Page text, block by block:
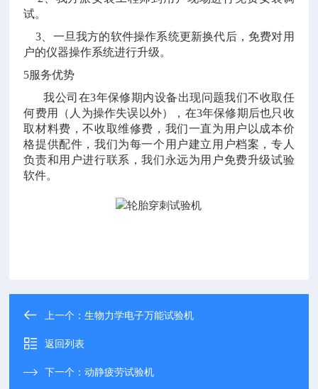
试。
3、一旦我方的软件操作系统更新换代后，免费对用
户的仪器操作系统进行升级。
5服务优势
我公司在3年保修期内设备出现问题我们不收取任
何费用（人为操作失误以外），在3年保修期后也只收
取材料费，不收取维修费，我们一直为用户以成本价
格提供配件，我们为每一个用户建立用户档案，专人
负责和用户进行联系，我们永远为用户免费升级试验
软件。
上一个：生物力学电子万能试验机
返回列表
下一个：动静疲劳试验机